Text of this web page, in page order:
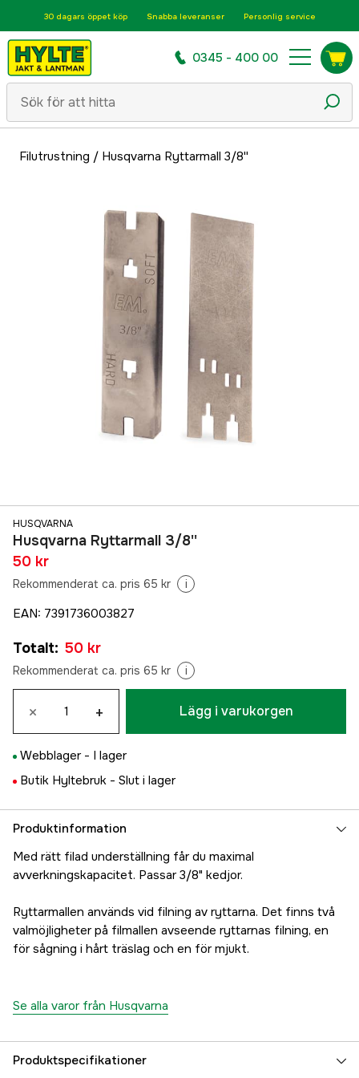
30 dagars öppet köp Snabba leveranser Personlig service
0345 - 400 00
Filutrustning / Husqvarna Ryttarmall 3/8''
HUSQVARNA
Husqvarna Ryttarmall 3/8''
50 kr
Rekommenderat ca. pris 65 kr i
EAN: 7391736003827
Totalt: 50 kr
Rekommenderat ca. pris 65 kr i
× + Lägg i varukorgen
Webblager - I lager
Butik Hyltebruk - Slut i lager
Produktinformation
Med rätt filad underställning får du maximal
avverkningskapacitet. Passar 3/8" kedjor.
Ryttarmallen används vid filning av ryttarna. Det finns två
valmöjligheter på filmallen avseende ryttarnas filning, en
för sågning i hårt träslag och en för mjukt.
Se alla varor från Husqvarna
Produktspecifikationer